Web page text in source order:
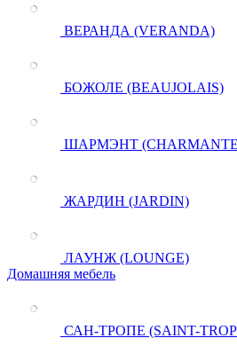
ВЕРАНДА (VERANDA)
БОЖОЛЕ (BEAUJOLAIS)
ШАРМЭНТ
ЖАРДИН (JARDIN)
ЛАУНЖ (LOUNGE)
Домашняя мебель
САН-ТРОПЕ (SAINT-